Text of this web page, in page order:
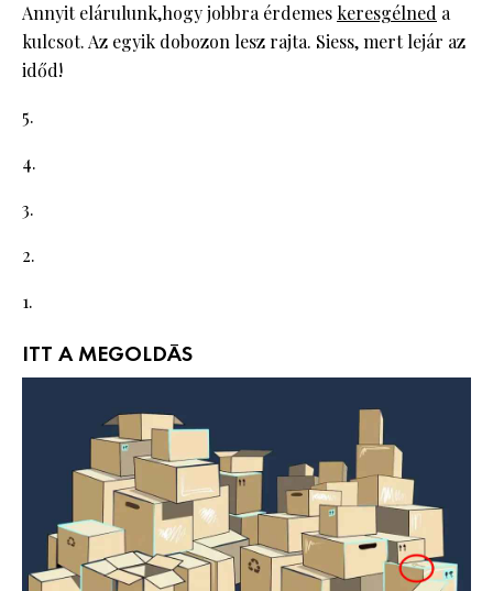
Annyit elárulunk,hogy jobbra érdemes keresgélned a
kulcsot. Az egyik dobozon lesz rajta. Siess, mert lejár az
időd!
5.
4.
3.
2.
1.
ITT A MEGOLDÁS